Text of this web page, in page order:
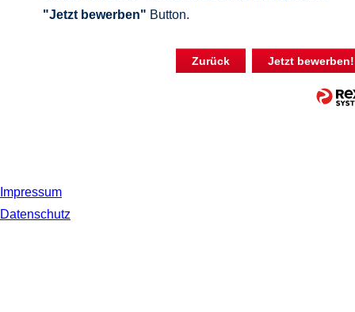
"Jetzt bewerben" Button.
Zurück Jetzt bewerben!
Impressum
Datenschutz